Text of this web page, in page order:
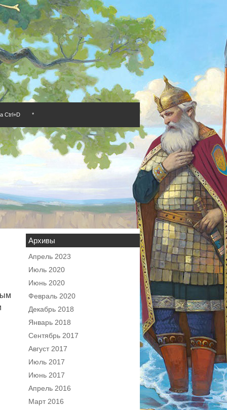
Ctrl+D *
Архивы
Апрель 2023
Июль 2020
Июнь 2020
Февраль 2020
Декабрь 2018
Январь 2018
Сентябрь 2017
Август 2017
Июль 2017
Июнь 2017
Апрель 2016
Март 2016